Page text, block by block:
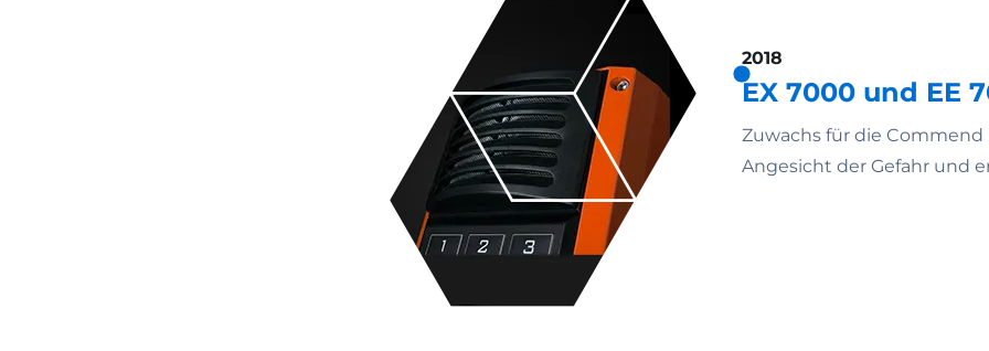
2018
EX 7000 und EE
Zuwachs für die
Angesicht der Gefahr und